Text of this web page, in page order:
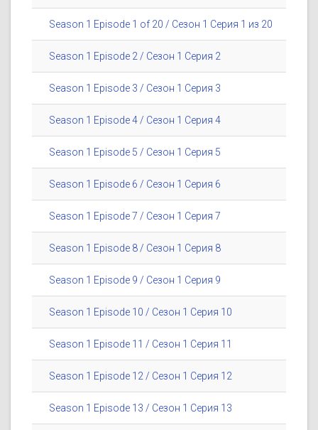
Season 1 Episode 1 of 20 / Сезон 1 Серия 1 из 20
Season 1 Episode 2 / Сезон 1 Серия 2
Season 1 Episode 3 / Сезон 1 Серия 3
Season 1 Episode 4 / Сезон 1 Серия 4
Season 1 Episode 5 / Сезон 1 Серия 5
Season 1 Episode 6 / Сезон 1 Серия 6
Season 1 Episode 7 / Сезон 1 Серия 7
Season 1 Episode 8 / Сезон 1 Серия 8
Season 1 Episode 9 / Сезон 1 Серия 9
Season 1 Episode 10 / Сезон 1 Серия 10
Season 1 Episode 11 / Сезон 1 Серия 11
Season 1 Episode 12 / Сезон 1 Серия 12
Season 1 Episode 13 / Сезон 1 Серия 13